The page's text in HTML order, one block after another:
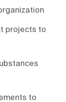
projects to
to